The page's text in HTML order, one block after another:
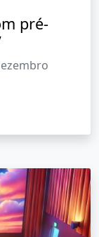
pré-